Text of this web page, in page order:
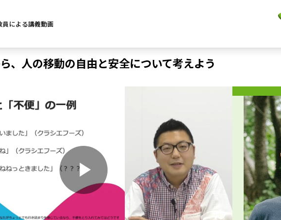
による講義動画
、人の移動の自由と安全について考えよう
P